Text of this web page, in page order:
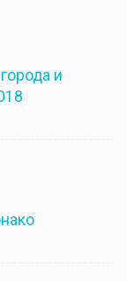
и